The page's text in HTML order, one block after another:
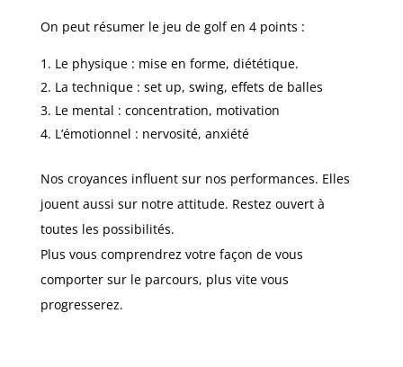
On peut résumer le jeu de golf en 4 points :
Le physique : mise en forme, diététique.
La technique : set up, swing, effets de balles
Le mental : concentration, motivation
L’émotionnel : nervosité, anxiété
Nos croyances influent sur nos performances. Elles
jouent aussi sur notre attitude. Restez ouvert à
toutes les possibilités.
Plus vous comprendrez votre façon de vous
comporter sur le parcours, plus vite vous
progresserez.